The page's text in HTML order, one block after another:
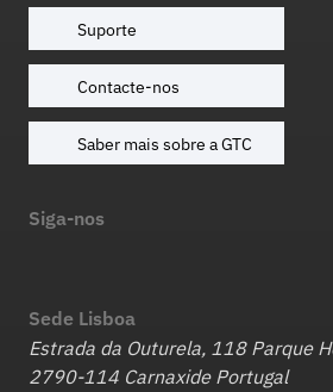
Suporte
Contacte-nos
Saber mais sobre a GTC
Siga-nos
Sede Lisboa
Estrada da Outurela, 118 Parque
2790-114 Carnaxide Portugal